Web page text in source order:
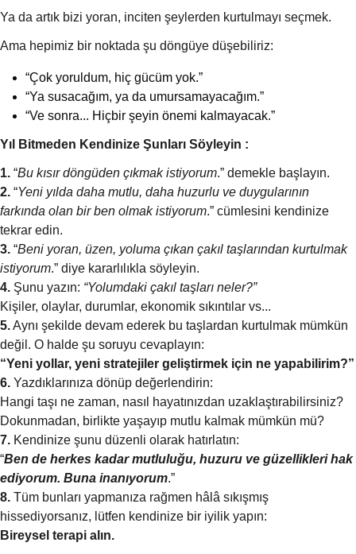
Ya da artık bizi yoran, inciten şeylerden kurtulmayı seçmek.
Ama hepimiz bir noktada şu döngüye düşebiliriz:
“Çok yoruldum, hiç gücüm yok.”
“Ya susacağım, ya da umursamayacağım.”
“Ve sonra... Hiçbir şeyin önemi kalmayacak.”
Yıl Bitmeden Kendinize Şunları Söyleyin :
1. “Bu kısır döngüden çıkmak istiyorum.” demekle başlayın.
2. “Yeni yılda daha mutlu, daha huzurlu ve duygularının
farkında olan bir ben olmak istiyorum.” cümlesini kendinize
tekrar edin.
3. “Beni yoran, üzen, yoluma çıkan çakıl taşlarından kurtulmak
istiyorum.” diye kararlılıkla söyleyin.
4. Şunu yazın: “Yolumdaki çakıl taşları neler?”
Kişiler, olaylar, durumlar, ekonomik sıkıntılar vs...
5.Aynı şekilde devam ederek bu taşlardan kurtulmak mümkün
değil. O halde şu soruyu cevaplayın:
“Yeni yollar, yeni stratejiler geliştirmek için ne yapabilirim?”
6. Yazdıklarınıza dönüp değerlendirin:
Hangi taşı ne zaman, nasıl hayatınızdan uzaklaştırabilirsiniz?
Dokunmadan, birlikte yaşayıp mutlu kalmak mümkün mü?
7. Kendinize şunu düzenli olarak hatırlatın:
“Ben de herkes kadar mutluluğu, huzuru ve güzellikleri hak
ediyorum. Buna inanıyorum.”
8. Tüm bunları yapmanıza rağmen hâlâ sıkışmış
hissediyorsanız, lütfen kendinize bir iyilik yapın:
Bireysel terapi alın.